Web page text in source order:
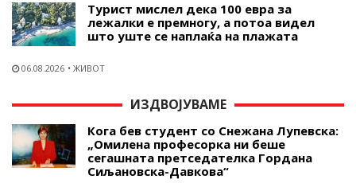
Турист мислел дека 100 евра за
лежалки е премногу, а потоа видел
што уште се наплаќа на плажата
06.08.2026 ЖИВОТ
ИЗДВОЈУВАМЕ
Кога бев студент со Снежана Лупевска:
„Омилена професорка ни беше
сегашната претседателка Гордана
Сиљановска-Давкова“